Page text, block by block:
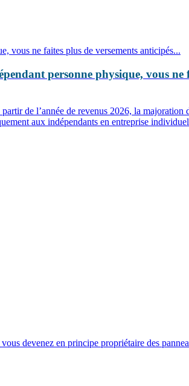
personne physique, vous ne
de l’année de revenus 2026, la majoration
aux indépendants en entreprise
devenez en principe propriétaire des